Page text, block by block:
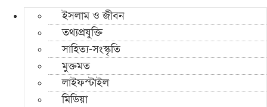
ইসলাম ও জীবন
তথ্যপ্রযুক্তি
সাহিত্য-সংস্কৃতি
মুক্তমত
লাইফস্টাইল
মিডিয়া